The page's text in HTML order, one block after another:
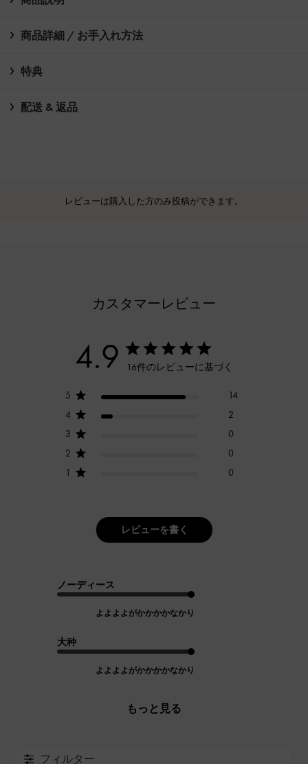
商品詳細 / お手入れ方法
特典
配送 & 返品
レビューは購入した方のみ投稿ができます。
カスタマーレビュー
4.9 16件のレビューに基づく
5
14
4
2
3
0
2
0
1
0
レビューを書く
ノーディース
よよよよがかかかかなかり
大种
よよよよがかかかかなかり
もっと見る
フィルター